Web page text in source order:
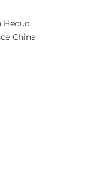
Hecuo
China